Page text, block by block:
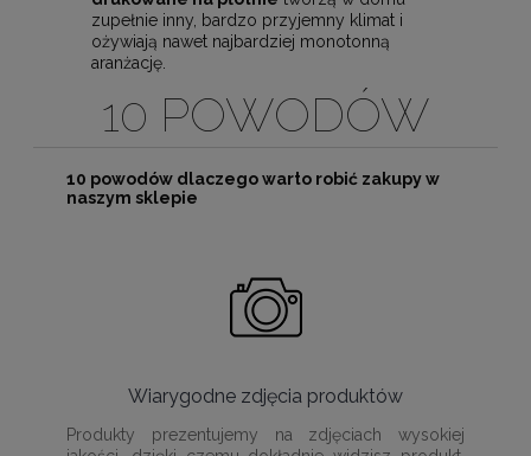
zupełnie inny, bardzo przyjemny klimat i
ożywiają nawet najbardziej monotonną
aranżację.
10 POWODÓW
10 powodów dlaczego warto robić zakupy w
naszym sklepie
Wiarygodne zdjęcia produktów
Produkty prezentujemy na zdjęciach wysokiej